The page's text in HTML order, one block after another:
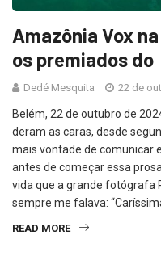
Amazônia Vox na
os premiados do
Dedé Mesquita 22 de
Belém, 22 de outubro de
deram as caras, desde
mais vontade de comunicar
antes de começar essa
vida que a grande fotógrafa
sempre me falava:
READ MORE